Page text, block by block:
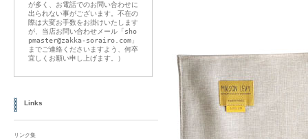
が多く、お電話でのお問い合わせに
出られない事がございます。不在の
際は大変お手数をお掛けいたします
が、当店お問い合わせメール「sho
pmaster@zakka-sorairo.com」
までご連絡くださいますよう、何卒
宜しくお願い申し上げます。）
Links
リンク集